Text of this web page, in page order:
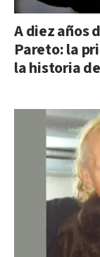
A diez años
Pareto: la
la historia